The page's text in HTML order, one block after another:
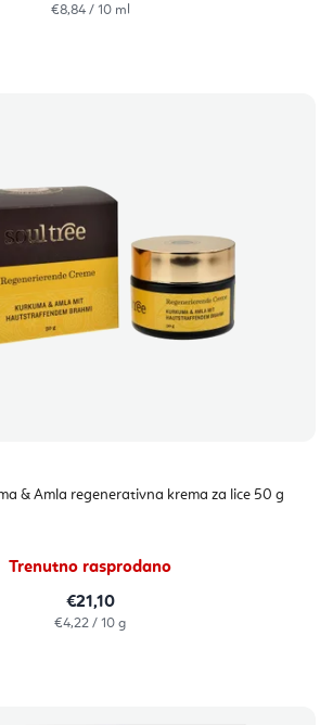
Izračunaj
€8,84 / 10 ml
& Amla regenerativna krema za lice 50 g
Trenutno rasprodano
€21,10
Izračunaj
€4,22 / 10 g